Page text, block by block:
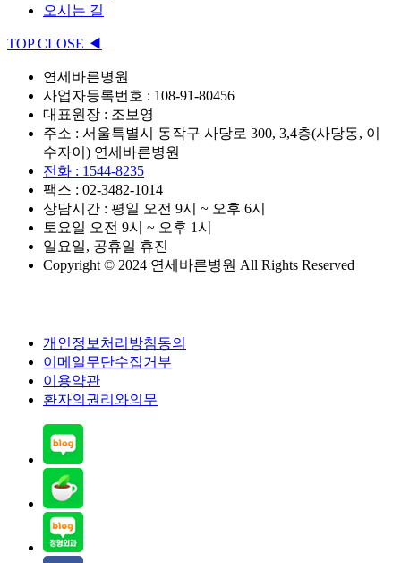
오시는 길
TOPCLOSE ◀
연세바른병원
사업자등록번호 : 108-91-80456
대표원장 : 조보영
주소 : 서울특별시 동작구 사당로 300, 3,4층(사당동, 이
수자이) 연세바른병원
전화 : 1544-8235
팩스 : 02-3482-1014
상담시간 : 평일 오전 9시 ~ 오후 6시
토요일 오전 9시 ~ 오후 1시
일요일, 공휴일 휴진
Copyright © 2024 연세바른병원 All Rights Reserved
개인정보처리방침동의
이메일무단수집거부
이용약관
환자의권리와의무